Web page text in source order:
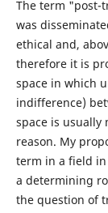
The term "post-
was
ethical and,
therefore it is
space in which
indifference)
space is usually
reason. My
term in a field in
a determining
the question of